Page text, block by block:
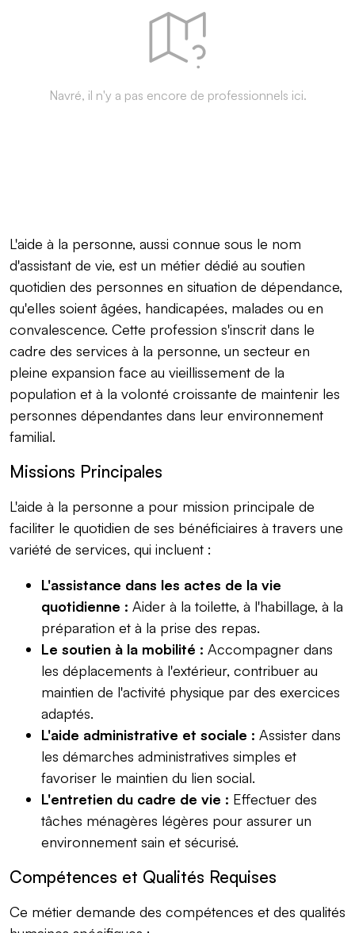
Navré, il n'y a pas encore de professionnels ici.
L'aide à la personne, aussi connue sous le nom
d'assistant de vie, est un métier dédié au soutien
quotidien des personnes en situation de dépendance,
qu'elles soient âgées, handicapées, malades ou en
convalescence. Cette profession s'inscrit dans le
cadre des services à la personne, un secteur en
pleine expansion face au vieillissement de la
population et à la volonté croissante de maintenir les
personnes dépendantes dans leur environnement
familial.
Missions Principales
L'aide à la personne a pour mission principale de
faciliter le quotidien de ses bénéficiaires à travers une
variété de services, qui incluent :
L'assistance dans les actes de la vie
quotidienne : Aider à la toilette, à l'habillage, à la
préparation et à la prise des repas.
Le soutien à la mobilité : Accompagner dans
les déplacements à l'extérieur, contribuer au
maintien de l'activité physique par des exercices
adaptés.
L'aide administrative et sociale : Assister dans
les démarches administratives simples et
favoriser le maintien du lien social.
L'entretien du cadre de vie : Effectuer des
tâches ménagères légères pour assurer un
environnement sain et sécurisé.
Compétences et Qualités Requises
Ce métier demande des compétences et des qualités